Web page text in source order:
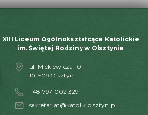
XIII Liceum Ogólnokształcące Katolickie
im. Świętej Rodziny w Olsztynie
ul. Mickiewicza 10
10-509 Olsztyn
+48 797 002 329
sekretariat@katolik.olsztyn.pl